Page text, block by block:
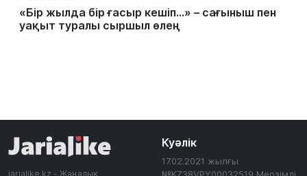
«Бір жылда бір ғасыр кешіп…» – сағыныш пен
уақыт туралы сыршыл өлең
jarialike.kz - Жаңалық
Куәлік
17.02.2021 жылғы